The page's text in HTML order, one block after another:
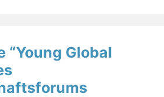
“Young Global